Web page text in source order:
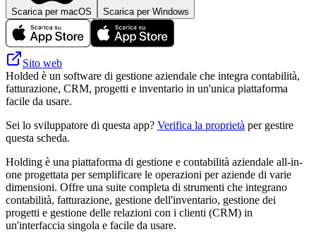
Scarica per macOS Scarica per Windows
Sito web
Holded è un software di gestione aziendale che integra contabilità,
fatturazione, CRM, progetti e inventario in un'unica piattaforma
facile da usare.
Sei lo sviluppatore di questa app? Verifica la proprietà per gestire
questa scheda.
Holding è una piattaforma di gestione e contabilità aziendale all-in-
one progettata per semplificare le operazioni per aziende di varie
dimensioni. Offre una suite completa di strumenti che integrano
contabilità, fatturazione, gestione dell'inventario, gestione dei
progetti e gestione delle relazioni con i clienti (CRM) in
un'interfaccia singola e facile da usare.